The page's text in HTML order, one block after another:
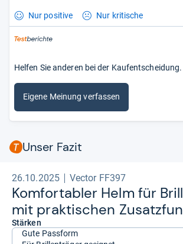
Nur positive Nur kritische
Helfen Sie anderen bei der Kaufentscheidung.
Eigene Meinung verfassen
Unser Fazit
26.10.2025 Vector FF397
Kom­for­ta­bler Helm für
mit prak­ti­schen
Stärken
Gute Passform